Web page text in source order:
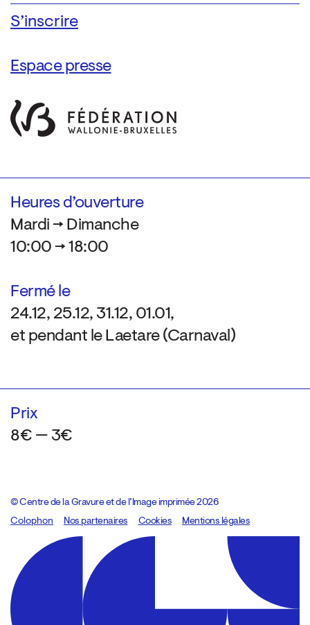
Espace presse
Heures d’ouverture
Mardi → Dimanche
10:00 → 18:00
Fermé le
24.12, 25.12, 31.12, 01.01,
et pendant le Laetare (Carnaval)
Prix
8€ — 3€
© Centre de la Gravure et de l’Image imprimée 2026
Colophon
Design:Marcel Kaczmarek, code:8080.studio
Nos partenaires Cookies Mentions légales